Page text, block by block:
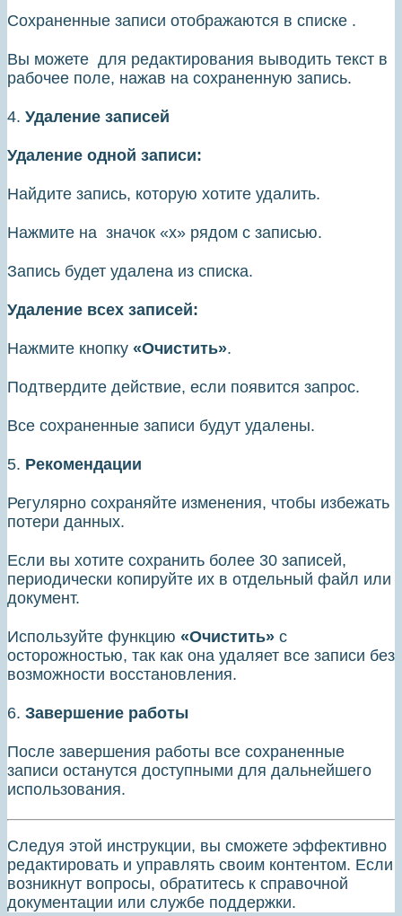
Сохраненные записи отображаются в списке .
Вы можете для редактирования выводить текст в
рабочее поле, нажав на сохраненную запись.
4. Удаление записей
Удаление одной записи:
Найдите запись, которую хотите удалить.
Нажмите на значок «х» рядом с записью.
Запись будет удалена из списка.
Удаление всех записей:
Нажмите кнопку «Очистить».
Подтвердите действие, если появится запрос.
Все сохраненные записи будут удалены.
5. Рекомендации
Регулярно сохраняйте изменения, чтобы избежать
потери данных.
Если вы хотите сохранить более 30 записей,
периодически копируйте их в отдельный файл или
документ.
Используйте функцию «Очистить» с
осторожностью, так как она удаляет все записи без
возможности восстановления.
6. Завершение работы
После завершения работы все сохраненные
записи останутся доступными для дальнейшего
использования.
Следуя этой инструкции, вы сможете эффективно
редактировать и управлять своим контентом. Если
возникнут вопросы, обратитесь к справочной
документации или службе поддержки.